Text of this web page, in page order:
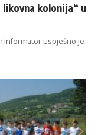
kolonija“ u
Informator uspješno je